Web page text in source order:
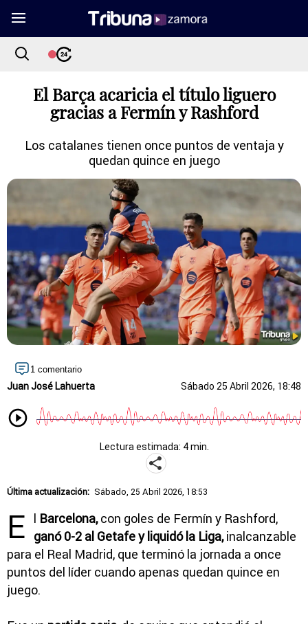
El Barça acaricia el título liguero
gracias a Fermín y Rashford
Los catalanes tienen once puntos de ventaja y
quedan quince en juego
1 comentario
Juan José Lahuerta Sábado 25 Abril 2026, 18:48
Lectura estimada: 4 min.
Última actualización: Sábado, 25 Abril 2026, 18:53
E l Barcelona,con goles de Fermín y Rashford,
ganó 0-2 al Getafey liquidó la Liga,inalcanzable
para el Real Madrid, que terminó la jornada a once
puntos del líder cuando apenas quedan quince en
juego.